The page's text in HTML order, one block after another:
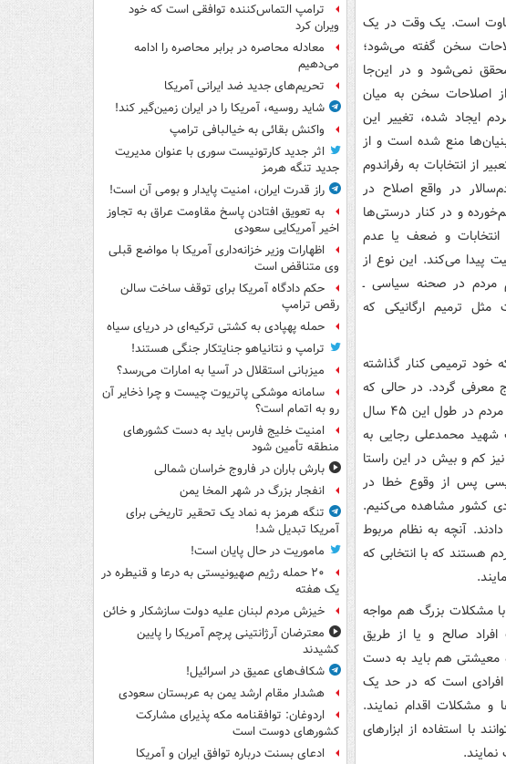
است. یک وقت در یک
سخن گفته می‌شود؛
نمی‌شود و در این‌جا
اصلاحات سخن به میان
ایجاد شده، تغییر این
منع شده است و از
از انتخابات به رفراندوم
در واقع اصلاح در
و در کنار درستی‌ها
و ضعف یا عدم
پیدا می‌کند. این نوع از
مردم در صحنه سیاسی ـ
ترمیم ارگانیکی که
خود ترمیمی کنار گذاشته
معرفی گردد. در حالی که
رفع کاستی‌ها وابسته به عامل داخلی یعنی خود مردم است. کمااینکه مردم در طول این ۴۵ سال
شهید محمدعلی رجایی به
کم و بیش در این راستا
پس از وقوع خطا در
کشور مشاهده می‌کنیم.
آنچه به نظام مربوط
هستند که با انتخابی که
مشکلات بزرگ هم مواجه
صالح و یا از طریق
معیشتی هم باید به دست
است که در حد یک
و مشکلات اقدام نمایند.
با استفاده از ابزارهای
ترامپ التماس‌کننده توافقی است که خود
ویران کرد
معادله محاصره در برابر محاصره را ادامه
می‌دهیم
تحریم‌های جدید ضد ایرانی آمریکا
شاید روسیه، آمریکا را در ایران زمین‌گیر کند!
واکنش بقائی به خیالبافی ترامپ
اثر جدید کارتونیست سوری با عنوان مدیریت
جدید تنگه هرمز
راز قدرت ایران، امنیت پایدار و بومی آن است!
به تعویق افتادن پاسخ مقاومت عراق به تجاوز
اخیر آمریکایی سعودی
اظهارات وزیر خزانه‌داری آمریکا با مواضع قبلی
وی متناقض است
حکم دادگاه آمریکا برای توقف ساخت سالن
رقص ترامپ
حمله پهپادی به کشتی ترکیه‌ای در دریای سیاه
ترامپ و نتانیاهو جنایتکار جنگی هستند!
میزبانی استقلال در آسیا به امارات می‌رسد؟
سامانه موشکی پاتریوت چیست و چرا ذخایر آن
رو به اتمام است؟
امنیت خلیج فارس باید به دست کشورهای
منطقه تأمین شود
بارش باران در فاروج خراسان شمالی
انفجار بزرگ در شهر المخا یمن
تنگه هرمز به نماد یک تحقیر تاریخی برای
آمریکا تبدیل شد!
ماموریت در حال پایان است!
۲۰ حمله رژیم صهیونیستی به درعا و قنیطره در
یک هفته
خیزش مردم لبنان علیه دولت سازشکار و خائن
معترضان آرژانتینی پرچم آمریکا را پایین
کشیدند
شکاف‌های عمیق در اسرائیل!
هشدار مقام ارشد یمن به عربستان سعودی
اردوغان: توافقنامه مکه پذیرای مشارکت
کشورهای دوست است
ادعای بسنت درباره توافق ایران و آمریکا